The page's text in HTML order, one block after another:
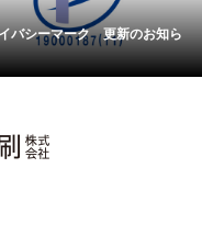
バシーマーク 更新のお知ら